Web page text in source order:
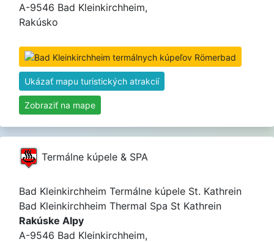
A-9546 Bad Kleinkirchheim,
Rakúsko
Ukázať mapu turistických atrakcií
Zobraziť na mape
Termálne kúpele & SPA
Bad Kleinkirchheim Termálne kúpele St. Kathrein
Bad Kleinkirchheim Thermal Spa St Kathrein
Rakúske Alpy
A-9546 Bad Kleinkirchheim,